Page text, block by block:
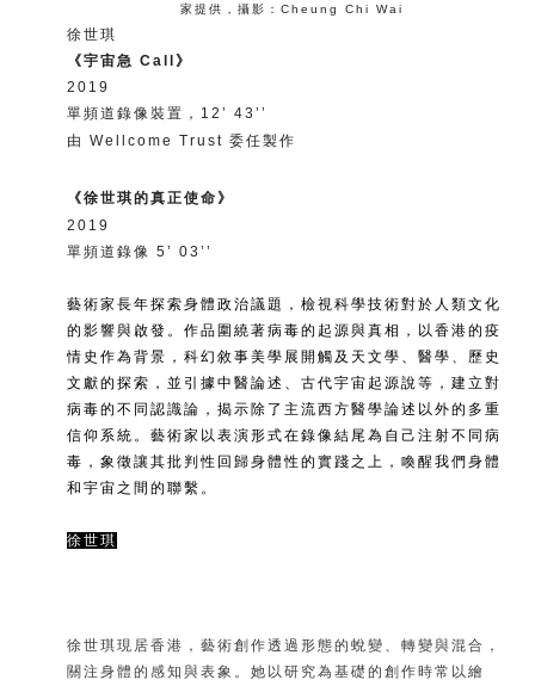
家提供
攝影：Cheung Chi Wai
徐世琪
《宇宙急 Call》
2019
單頻道錄像裝置，12’ 43’’
由 Wellcome Trust 委任製作
《徐世琪的真正使命》
2019
單頻道錄像 5’ 03’’
藝術家長年探索身體政治議題，檢視科學技術對於人類文化
的影響與啟發。作品圍繞著病毒的起源與真相，以香港的疫
情史作為背景，科幻敘事美學展開觸及天文學、醫學、歷史
文獻的探索，並引據中醫論述、古代宇宙起源說等，建立對
病毒的不同認識論，揭示除了主流西方醫學論述以外的多重
信仰系統。藝術家以表演形式在錄像結尾為自己注射不同病
毒，象徵讓其批判性回歸身體性的實踐之上，喚醒我們身體
和宇宙之間的聯繫。
徐世琪
徐世琪現居香港，藝術創作透過形態的蛻變、轉變與混合，
關注身體的感知與表象。她以研究為基礎的創作時常以繪